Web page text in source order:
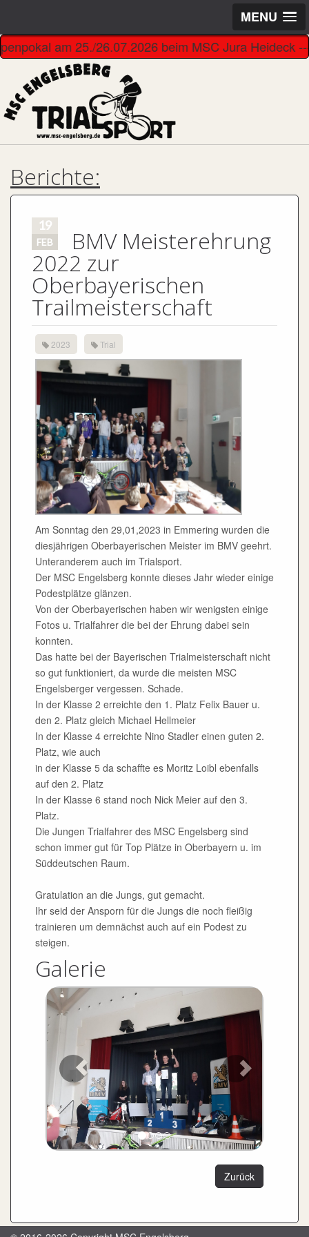
MENU
am 25./26.07.2026 beim MSC Jura Heideck
Berichte:
19
FEB BMV Meisterehrung
2022 zur
Oberbayerischen
Trailmeisterschaft
2023 Trial
Am Sonntag den 29,01,2023 in Emmering wurden die
diesjährigen Oberbayerischen Meister im BMV geehrt.
Unteranderem auch im Trialsport.
Der MSC Engelsberg konnte dieses Jahr wieder einige
Podestplätze glänzen.
Von der Oberbayerischen haben wir wenigsten einige
Fotos u. Trialfahrer die bei der Ehrung dabei sein
konnten.
Das hatte bei der Bayerischen Trialmeisterschaft nicht
so gut funktioniert, da wurde die meisten MSC
Engelsberger vergessen. Schade.
In der Klasse 2 erreichte den 1. Platz Felix Bauer u.
den 2. Platz gleich Michael Hellmeier
In der Klasse 4 erreichte Nino Stadler einen guten 2.
Platz, wie auch
in der Klasse 5 da schaffte es Moritz Loibl ebenfalls
auf den 2. Platz
In der Klasse 6 stand noch Nick Meier auf den 3.
Platz.
Die Jungen Trialfahrer des MSC Engelsberg sind
schon immer gut für Top Plätze in Oberbayern u. im
Süddeutschen Raum.
Gratulation an die Jungs, gut gemacht.
Ihr seid der Ansporn für die Jungs die noch fleißig
trainieren um demnächst auch auf ein Podest zu
steigen.
Galerie
Zurück